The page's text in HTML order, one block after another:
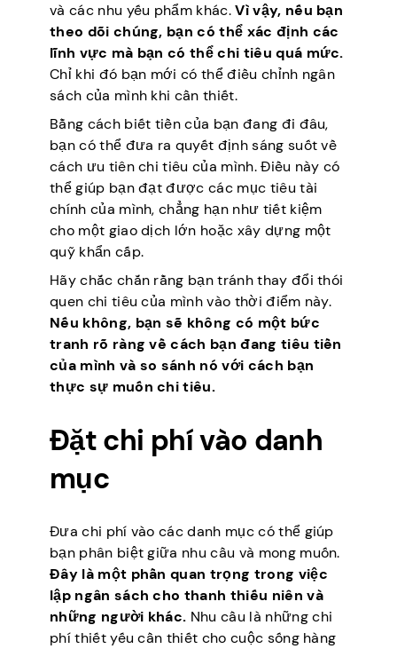
và các nhu yếu phẩm khác.Vì vậy, nếu bạn
theo dõi chúng, bạn có thể xác định các
lĩnh vực mà bạn có thể chi tiêu quá mức.
Chỉ khi đó bạn mới có thể điều chỉnh ngân
sách của mình khi cần thiết.
Bằng cách biết tiền của bạn đang đi đâu,
bạn có thể đưa ra quyết định sáng suốt về
cách ưu tiên chi tiêu của mình. Điều này có
thể giúp bạn đạt được các mục tiêu tài
chính của mình, chẳng hạn như tiết kiệm
cho một giao dịch lớn hoặc xây dựng một
quỹ khẩn cấp.
Hãy chắc chắn rằng bạn tránh thay đổi thói
quen chi tiêu của mình vào thời điểm này.
Nếu không, bạn sẽ không có một bức
tranh rõ ràng về cách bạn đang tiêu tiền
của mình và so sánh nó với cách bạn
thực sự muốn chi tiêu.
Đặt chi phí vào danh
mục
Đưa chi phí vào các danh mục có thể giúp
bạn phân biệt giữa nhu cầu và mong muốn.
Đây là một phần quan trọng trong việc
lập ngân sách cho thanh thiếu niên và
những người khác. Nhu cầu là những chi
phí thiết yếu cần thiết cho cuộc sống hàng